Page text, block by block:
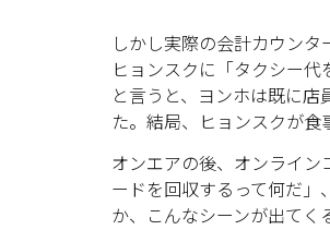
しかし実際の会計カウン
ヒョンスクに「タクシー
と言うと、ヨンホは既に
た。結局、ヒョンスクが食
オンエアの後、オンライン
ードを回収するって何だ
か、こんなシーンが出てく